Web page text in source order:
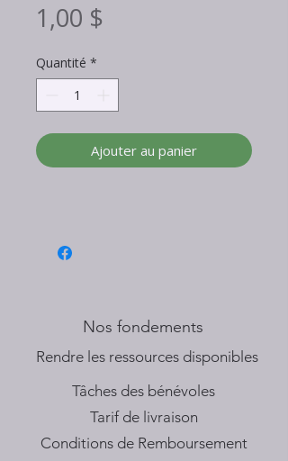
1,00 $
Quantité *
Ajouter au panier
Nos fondements
​Rendre les ressources disponibles
Tâches des bénévoles
Tarif de livraison
Conditions de Remboursement